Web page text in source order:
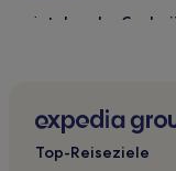
Hotels nahe
Hotels nahe
Hotels nahe
Top-Reiseziele